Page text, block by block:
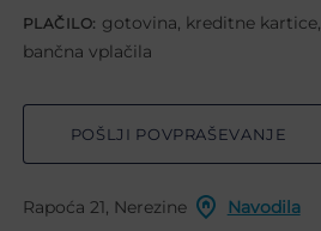
PLAČILO: gotovina, kreditne kartice,
bančna vplačila
POŠLJI POVPRAŠEVANJE
Rapoća 21, Nerezine Navodila